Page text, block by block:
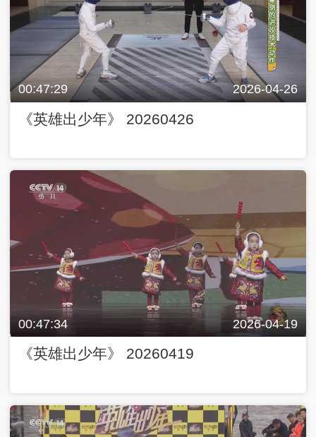
00:47:29 2026-04-26
《英雄出少年》 20260426
00:47:34 2026-04-19
《英雄出少年》 20260419